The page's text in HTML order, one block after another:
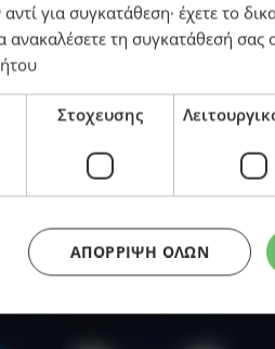
για συγκατάθεση· έχετε το
ανακαλέσετε τη συγκατάθεσή σας
Στοχευσης
ΑΠΌΡΡΙΨΗ ΌΛΩΝ